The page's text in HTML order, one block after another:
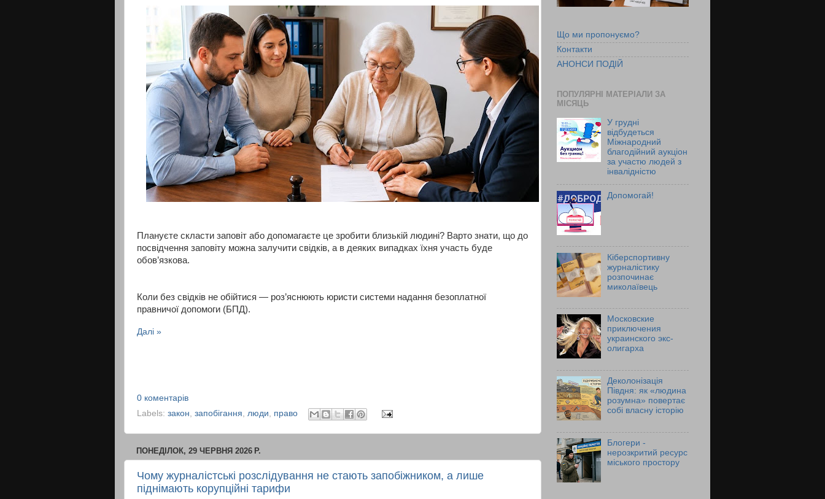
Плануєте скласти заповіт або допомагаєте це зробити близькій людині? Варто знати, що до
посвідчення заповіту можна залучити свідків, а в деяких випадках їхня участь буде
обов’язкова.
Коли без свідків не обійтися — роз’яснюють юристи системи надання безоплатної
правничої допомоги (БПД).
Далі »
0 коментарів
Labels: закон, запобігання, люди, право
ПОНЕДІЛОК, 29 ЧЕРВНЯ 2026 Р.
Чому журналістські розслідування не стають запобіжником, а лише
піднімають корупційні тарифи
Що ми пропонуємо?
Контакти
АНОНСИ ПОДІЙ
ПОПУЛЯРНІ МАТЕРІАЛИ ЗА
МІСЯЦЬ
У грудні
відбудеться
Міжнародний
благодійний аукціон
за участю людей з
інвалідністю
Допомогай!
Кіберспортивну
журналістику
розпочинає
миколаївець
Московские
приключения
украинского экс-
олигарха
Деколонізація
Півдня: як «людина
розумна» повертає
собі власну історію
Блогери -
нерозкритий ресурс
міського простору